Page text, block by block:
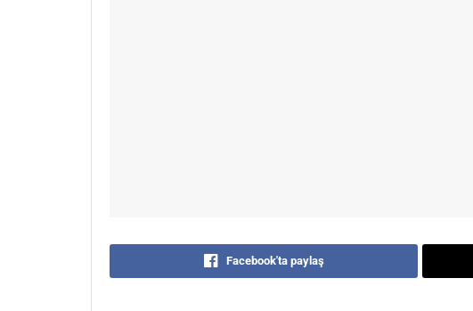
Facebook'ta paylaş